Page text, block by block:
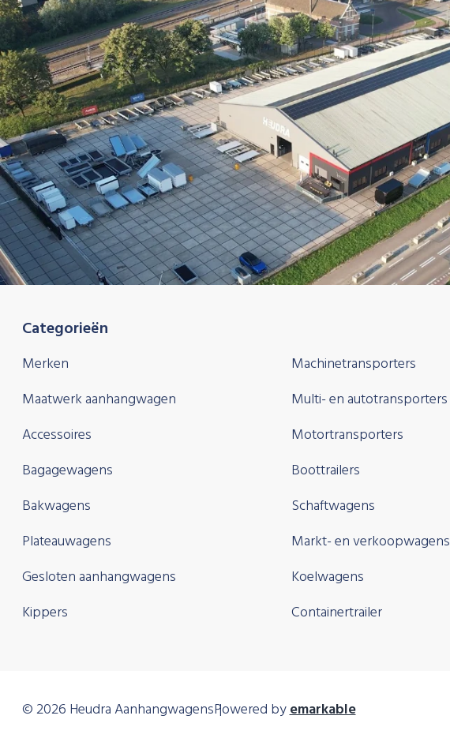
Categorieën
Merken
Maatwerk aanhangwagen
Accessoires
Bagagewagens
Bakwagens
Plateauwagens
Gesloten aanhangwagens
Kippers
Machinetransporters
Multi- en autotransporters
Motortransporters
Boottrailers
Schaftwagens
Markt- en verkoopwagens
Koelwagens
Containertrailer
© 2026 Heudra AanhangwagensPowered byemarkable